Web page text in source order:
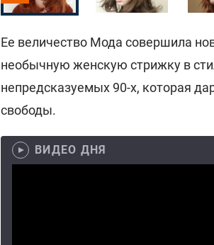
Ее величество Мода совершила
необычную женскую стрижку в
непредсказуемых 90-х, которая
свободы.
ВИДЕО ДНЯ